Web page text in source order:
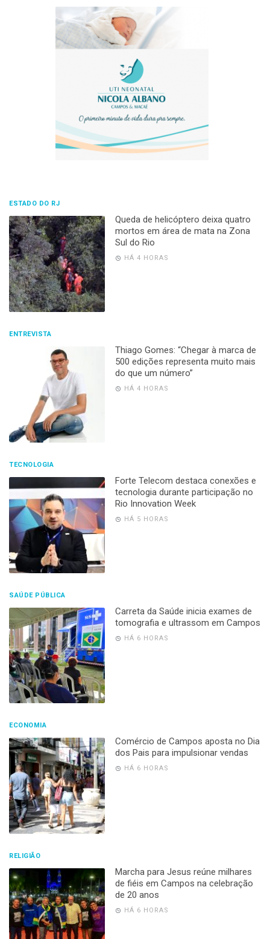
ESTADO DO RJ
Queda de helicóptero deixa quatro
mortos em área de mata na Zona
Sul do Rio
HÁ 4 HORAS
ENTREVISTA
Thiago Gomes: “Chegar à marca de
500 edições representa muito mais
do que um número”
HÁ 4 HORAS
TECNOLOGIA
Forte Telecom destaca conexões e
tecnologia durante participação no
Rio Innovation Week
HÁ 5 HORAS
SAÚDE PÚBLICA
Carreta da Saúde inicia exames de
tomografia e ultrassom em Campos
HÁ 6 HORAS
ECONOMIA
Comércio de Campos aposta no Dia
dos Pais para impulsionar vendas
HÁ 6 HORAS
RELIGIÃO
Marcha para Jesus reúne milhares
de fiéis em Campos na celebração
de 20 anos
HÁ 6 HORAS